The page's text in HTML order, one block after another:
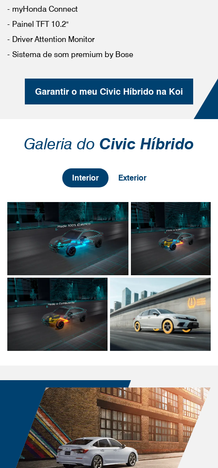
myHonda Connect
Painel TFT 10.2"
Driver Attention Monitor
Sistema de som premium by Bose
Garantir o meu Civic Híbrido na Koi
Galeria do Civic Híbrido
Interior Exterior